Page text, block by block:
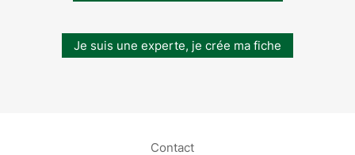
Je suis une experte, je crée ma fiche
Contact